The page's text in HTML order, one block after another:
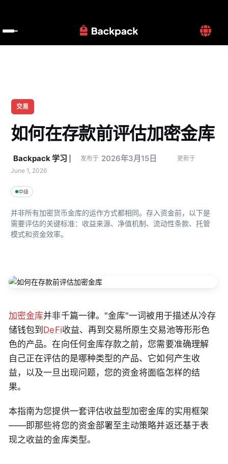
交易
如何在存款前评估加密金库
Backpack 学习 发布于 2026年3月15日
更新于
June 1, 2026
中级
并非所有加密货币金库的运作方式都相同。存入资金前，以下是
需要评估的关键标准：收益来源、净值机制、流动性条款、托管
模式和资金效率。
加密金库并非千篇一律。"金库"一词被用于描述从冷存
储钱包到 DeFi收益、再到交易所原生交易池等形形色
色的产品。在向任何金库存款之前，您需要准确理解
自己正在评估的是哪种类型的产品、它如何产生收
益，以及一旦出现问题，您的资金将面临怎样的结
果。
本指南为您提供一套评估收益型加密金库的实用框架
——即那些将您的资金部署至主动策略并返还基于表
现之收益的金库类型。